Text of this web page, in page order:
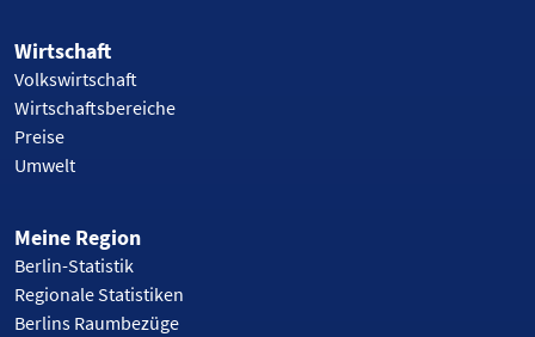
Wirtschaft
Volkswirtschaft
Wirtschaftsbereiche
Preise
Umwelt
Meine Region
Berlin-Statistik
Regionale Statistiken
Berlins Raumbezüge